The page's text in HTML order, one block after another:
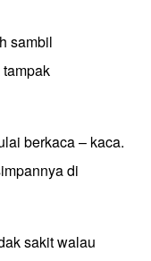
sambil
berkaca – kaca.
di
sakit walau